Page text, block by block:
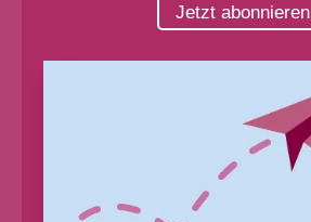
Jetzt abonnieren